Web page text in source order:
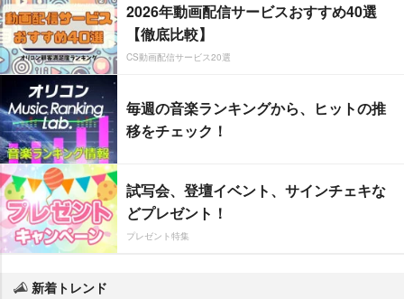
2026年動画配信サービスおすすめ40選
【徹底比較】
CS動画配信サービス20選
毎週の音楽ランキングから、ヒットの推
移をチェック！
試写会、登壇イベント、サインチェキな
どプレゼント！
プレゼント特集
新着トレンド